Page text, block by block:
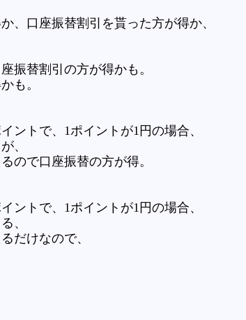
、口座振替割引を貰った方が得か、
振替割引の方が得かも。
も。
ントで、1ポイントが1円の場合、
、
ので口座振替の方が得。
ントで、1ポイントが1円の場合、
、
だけなので、